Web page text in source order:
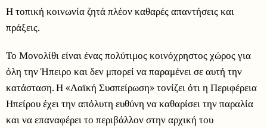
Η τοπική κοινωνία ζητά πλέον καθαρές απαντήσεις και
πράξεις.
Το Μονολίθι είναι ένας πολύτιμος κοινόχρηστος χώρος για
όλη την Ήπειρο και δεν μπορεί να παραμένει σε αυτή την
κατάσταση. Η «Λαϊκή Συσπείρωση» τονίζει ότι η Περιφέρεια
Ηπείρου έχει την απόλυτη ευθύνη να καθαρίσει την παραλία
και να επαναφέρει το περιβάλλον στην αρχική του